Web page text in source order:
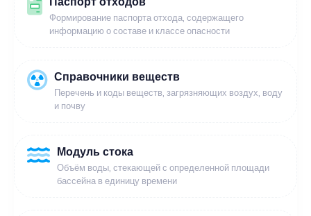
Формирование паспорта отхода, содержащего
информацию о составе и классе опасности
Справочники веществ
Перечень и коды веществ, загрязняющих воздух, воду
и почву
Модуль стока
Объём воды, стекающей с определенной площади
бассейна в единицу времени